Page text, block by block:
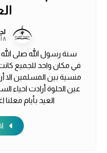
٨ أغسطس ٢٠١٣
سنة رسول الله صلى
في مكان واحد للجميع
منسية بين المسلمين الا
عين الحلوة أرادت احياء
العيد بأيام